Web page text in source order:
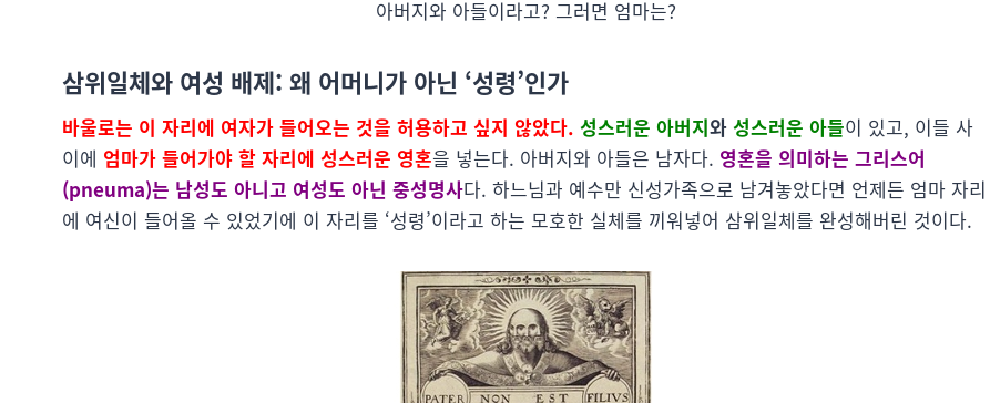
아버지와 아들이라고? 그러면 엄마는?
삼위일체와 여성 배제: 왜 어머니가 아닌 ‘성령’인가
바울로는 이 자리에 여자가 들어오는 것을 허용하고 싶지 않았다. 성스러운 아버지와 성스러운 아들이 있고, 이들 사
이에 엄마가 들어가야 할 자리에 성스러운 영혼을 넣는다. 아버지와 아들은 남자다. 영혼을 의미하는 그리스어
(pneuma)는 남성도 아니고 여성도 아닌 중성명사다. 하느님과 예수만 신성가족으로 남겨놓았다면 언제든 엄마 자리
에 여신이 들어올 수 있었기에 이 자리를 ‘성령’이라고 하는 모호한 실체를 끼워넣어 삼위일체를 완성해버린 것이다.